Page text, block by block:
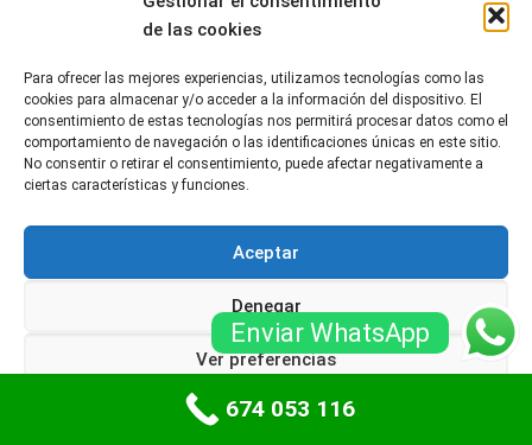
de las cookies
Para ofrecer las mejores experiencias, utilizamos tecnologías como las
cookies para almacenar y/o acceder a la información del dispositivo. El
consentimiento de estas tecnologías nos permitirá procesar datos como el
comportamiento de navegación o las identificaciones únicas en este sitio.
No consentir o retirar el consentimiento, puede afectar negativamente a
ciertas características y funciones.
Aceptar
Denegar
Ver preferencias
Política de cookiesPolíticas de privacidad
Prueba de funcionamiento
una prueba para asegurarse de que la puerta
funcione correctamente.
Realizar un mantenimiento regular y
adecuado de su puerta de garaje no solo
funcionamiento.
Siguiendo estos consejos y manteniendo un
calendario de mantenimiento, los propietarios
pueden asegurarse de que sus puertas de garaje
Enviar WhatsApp
674 053 116